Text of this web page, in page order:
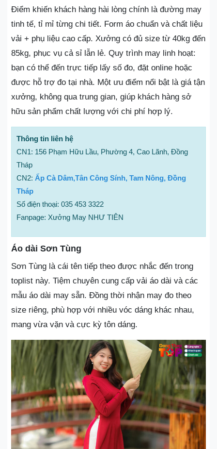
Điểm khiến khách hàng hài lòng chính là đường may
tinh tế, tỉ mỉ từng chi tiết. Form áo chuẩn và chất liệu
vải + phụ liệu cao cấp. Xưởng có đủ size từ 40kg đến
85kg, phục vụ cả sỉ lẫn lẻ. Quy trình may linh hoạt:
bạn có thể đến trực tiếp lấy số đo, đặt online hoặc
được hỗ trợ đo tại nhà. Một ưu điểm nổi bật là giá tận
xưởng, không qua trung gian, giúp khách hàng sở
hữu sản phẩm chất lượng với chi phí hợp lý.
Thông tin liên hệ
CN1: 156 Phạm Hữu Lầu, Phường 4, Cao Lãnh, Đồng
Tháp
CN2: Ấp Cà Dâm,Tân Công Sính, Tam Nông, Đồng
Tháp
Số điện thoại: 035 453 3322
Fanpage: Xưởng May NHƯ TIÊN
Áo dài Sơn Tùng
Sơn Tùng là cái tên tiếp theo được nhắc đến trong
toplist này. Tiệm chuyên cung cấp vải áo dài và các
mẫu áo dài may sẵn. Đồng thời nhận may đo theo
size riêng, phù hợp với nhiều vóc dáng khác nhau,
mang vừa vặn và cực kỳ tôn dáng.